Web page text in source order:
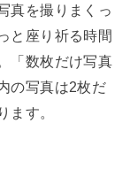
真を撮りまくっ
と座り祈る時間
「数枚だけ写真
の写真は2枚だ
ます。